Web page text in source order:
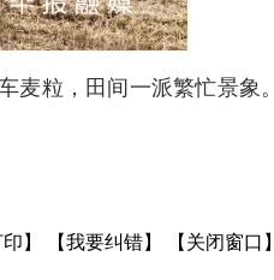
粒，田间一派繁忙景象。
印】 【我要纠错】 【关闭窗口】